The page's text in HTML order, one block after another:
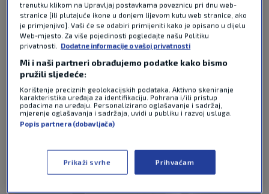
NAJČITANIJE VIJESTI - AUTOMOTO
trenutku klikom na Upravljaj postavkama poveznicu pri dnu web-
stranice [ili plutajuće ikone u donjem lijevom kutu web stranice, ako
je primjenjivo]. Vaši će se odabiri primijeniti kako je opisano u dijelu
Web-mjesto. Za više pojedinosti pogledajte našu Politiku
privatnosti. Dodatne informacije o vašoj privatnosti
Mi i naši partneri obrađujemo podatke kako bismo
pružili sljedeće:
Korištenje preciznih geolokacijskih podataka. Aktivno skeniranje
karakteristika uređaja za identifikaciju. Pohrana i/ili pristup
podacima na uređaju. Personalizirano oglašavanje i sadržaj,
mjerenje oglašavanja i sadržaja, uvidi u publiku i razvoj usluga.
Popis partnera (dobavljača)
Prikaži svrhe Prihvaćam